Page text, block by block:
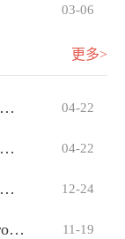
03-06
更多>
人工智能在传染病媒介生物监测技术与装置研发中的应用 04-22
基于新型纳米材料的高灵敏快速检测技术研究 04-22
师大医学大讲堂——落实立德树人根本任务努力，建设具有中国特色的世界一流医学院 12-24
sORFs-derived micropeptides/microproteins——曾灵芳 11-19